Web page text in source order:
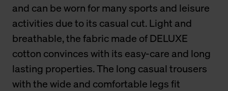
and can be worn for many sports and leisure
activities due to its casual cut. Light and
breathable, the fabric made of DELUXE
cotton convinces with its easy-care and long
lasting properties. The long casual trousers
with the wide and comfortable legs fit